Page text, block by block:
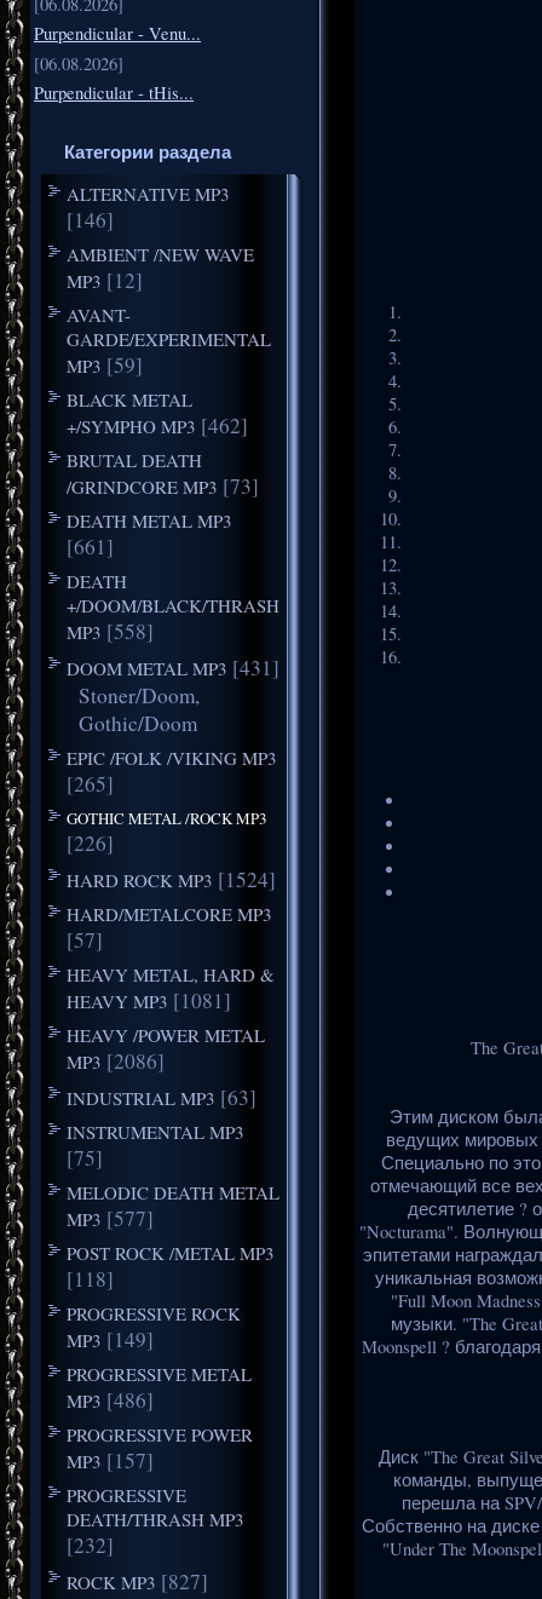
Purpendicular - Venu...
[06.08.2026]
Purpendicular - tHis...
Категории раздела
ALTERNATIVE MP3
[146]
AMBIENT /NEW WAVE
MP3 [12]
AVANT-
GARDE/EXPERIMENTAL
MP3 [59]
BLACK METAL
+/SYMPHO MP3 [462]
BRUTAL DEATH
/GRINDCORE MP3 [73]
DEATH METAL MP3
[661]
DEATH
+/DOOM/BLACK/THRASH
MP3 [558]
DOOM METAL MP3 [431]
Stoner/Doom,
Gothic/Doom
EPIC /FOLK /VIKING MP3
[265]
GOTHIC METAL /ROCK MP3
[226]
HARD ROCK MP3 [1524]
HARD/METALCORE MP3
[57]
HEAVY METAL, HARD &
HEAVY MP3 [1081]
HEAVY /POWER METAL
MP3 [2086]
INDUSTRIAL MP3 [63]
INSTRUMENTAL MP3
[75]
MELODIC DEATH METAL
MP3 [577]
POST ROCK /METAL MP3
[118]
PROGRESSIVE ROCK
MP3 [149]
PROGRESSIVE METAL
MP3 [486]
PROGRESSIVE POWER
MP3 [157]
PROGRESSIVE
DEATH/THRASH MP3
[232]
ROCK MP3 [827]
The
Этим диском
ведущих мировых
Специально по
отмечающий все
десятилетие ?
"Nocturama".
эпитетами
уникальная
"Full Moon
музыки. "The
Moonspell ?
Диск "The Great
команды,
перешла на
Собственно на
"Under The